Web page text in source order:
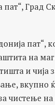
пат“, Град
пат“,
на
и чија
вкупно
чистење